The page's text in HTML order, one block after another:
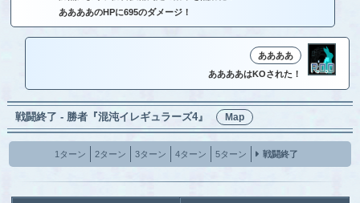
ああああのHPに695のダメージ！
ああああ
ああああはKOされた！
戦闘終了 - 勝者『混沌イレギュラーズ4』 Map
1ターン 2ターン 3ターン 4ターン 5ターン 戦闘終了